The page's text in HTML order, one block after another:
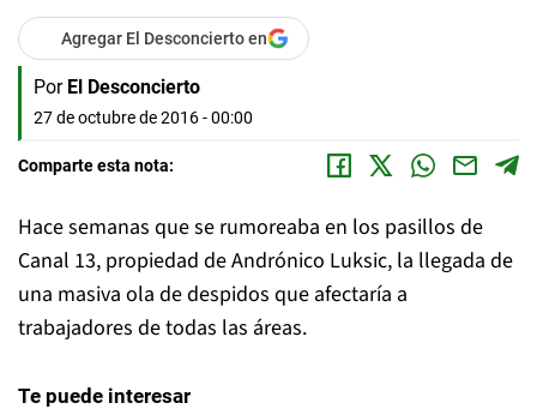
Agregar El Desconcierto en
Por El Desconcierto
27 de octubre de 2016 - 00:00
Comparte esta nota:
Hace semanas que se rumoreaba en los pasillos de
Canal 13, propiedad de Andrónico Luksic, la llegada de
una masiva ola de despidos que afectaría a
trabajadores de todas las áreas.
Te puede interesar